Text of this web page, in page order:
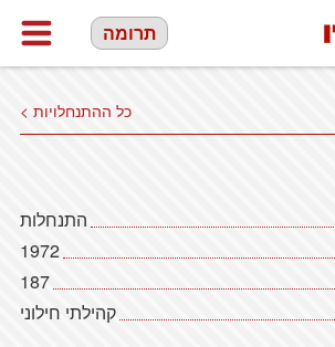
תרומה
כל ההתנחלויות >
התנחלות
1972
187
קהילתי חילוני